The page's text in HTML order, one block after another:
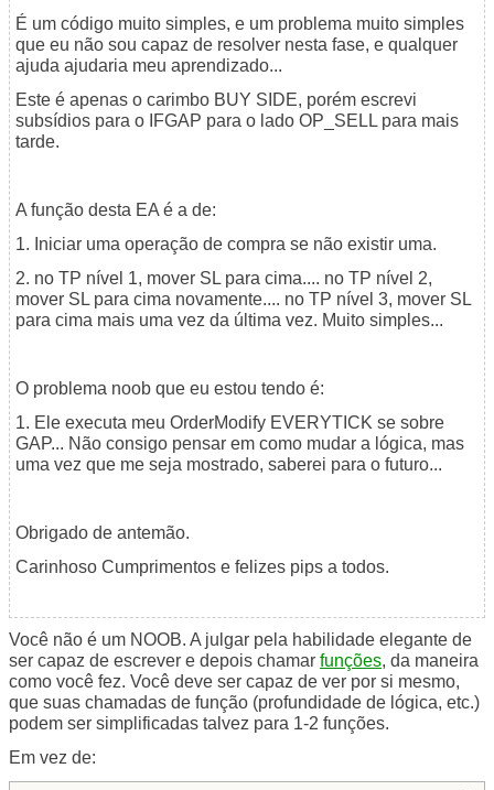
É um código muito simples, e um problema muito simples
que eu não sou capaz de resolver nesta fase, e qualquer
ajuda ajudaria meu aprendizado...
Este é apenas o carimbo BUY SIDE, porém escrevi
subsídios para o IFGAP para o lado OP_SELL para mais
tarde.
A função desta EA é a de:
1. Iniciar uma operação de compra se não existir uma.
2. no TP nível 1, mover SL para cima.... no TP nível 2,
mover SL para cima novamente.... no TP nível 3, mover SL
para cima mais uma vez da última vez. Muito simples...
O problema noob que eu estou tendo é:
1. Ele executa meu OrderModify EVERYTICK se sobre
GAP... Não consigo pensar em como mudar a lógica, mas
uma vez que me seja mostrado, saberei para o futuro...
Obrigado de antemão.
Carinhoso Cumprimentos e felizes pips a todos.
Você não é um NOOB. A julgar pela habilidade elegante de
ser capaz de escrever e depois chamar funções, da maneira
como você fez. Você deve ser capaz de ver por si mesmo,
que suas chamadas de função (profundidade de lógica, etc.)
podem ser simplificadas talvez para 1-2 funções.
Em vez de: